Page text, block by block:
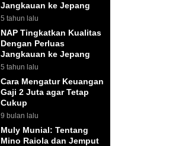
Jangkauan ke Jepang
5 tahun lalu
NAP Tingkatkan Kualitas
Dengan Perluas
Jangkauan ke Jepang
5 tahun lalu
Cara Mengatur Keuangan
Gaji 2 Juta agar Tetap
Cukup
9 bulan lalu
Muly Munial: Tentang
Mino Raiola dan Jemput